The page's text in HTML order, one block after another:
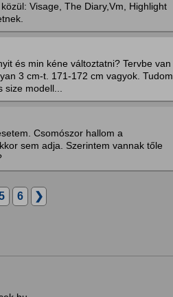
Visage, The Diary,Vm, Highlight
és min kéne változtatni? Tervbe van
3 cm-t. 171-172 cm vagyok. Tudom
size modell...
Csomószor hallom a
sem adja. Szerintem vannak tőle
6 ❯